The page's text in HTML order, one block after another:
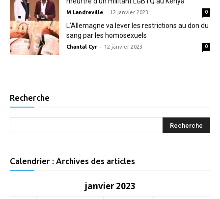
M Landreville - 12 janvier 2023 0
L’Allemagne va lever les restrictions au don du
sang par les homosexuels
Chantal Cyr - 12 janvier 2023 0
Recherche
Calendrier : Archives des articles
janvier 2023